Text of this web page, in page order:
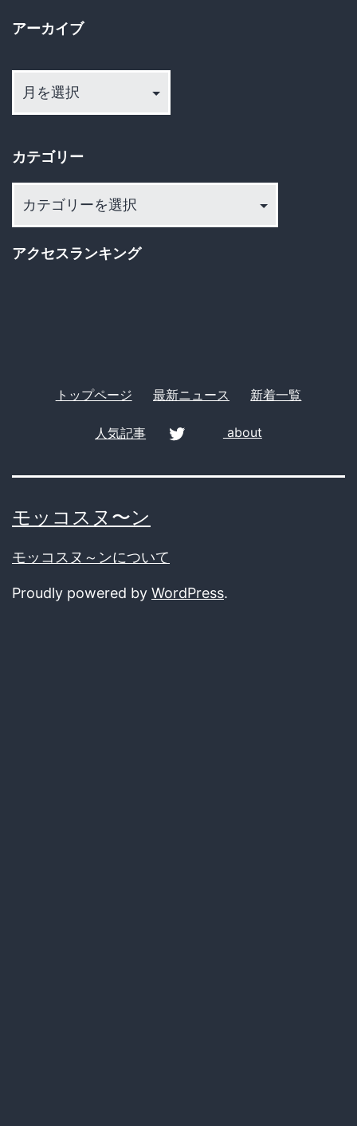
アーカイブ
カ
ブ
カテゴリー
リ
アクセスランキング
トップページ 最新ニュース 新着一覧
人気記事 about
モッコスヌ〜ン
モッコスヌ～ンについて
Proudly powered by WordPress.